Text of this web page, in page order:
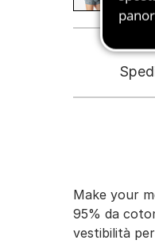
Make your
95% da
vestibilità